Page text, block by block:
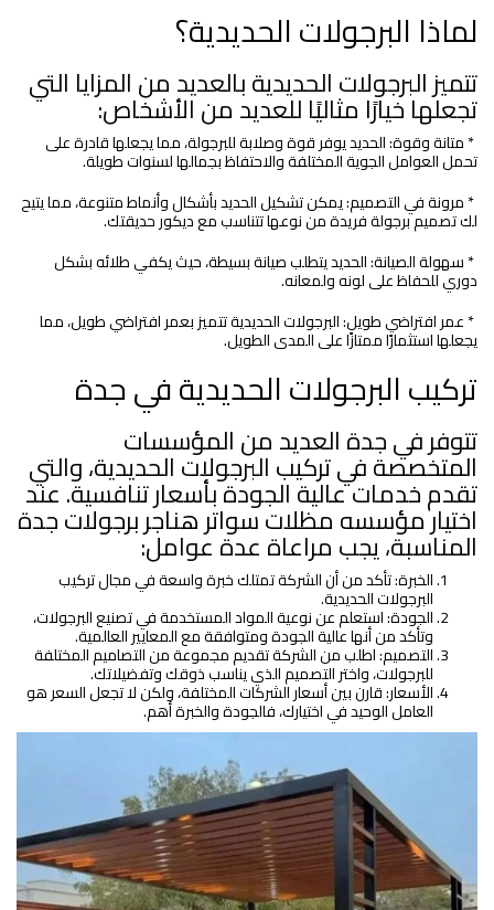
لماذا البرجولات الحديدية؟
تتميز البرجولات الحديدية بالعديد من المزايا التي
تجعلها خيارًا مثاليًا للعديد من الأشخاص:
* متانة وقوة: الحديد يوفر قوة وصلابة للبرجولة، مما يجعلها قادرة على
تحمل العوامل الجوية المختلفة والاحتفاظ بجمالها لسنوات طويلة.
* مرونة في التصميم: يمكن تشكيل الحديد بأشكال وأنماط متنوعة، مما يتيح
لك تصميم برجولة فريدة من نوعها تتناسب مع ديكور حديقتك.
* سهولة الصيانة: الحديد يتطلب صيانة بسيطة، حيث يكفي طلائه بشكل
دوري للحفاظ على لونه ولمعانه.
* عمر افتراضي طويل: البرجولات الحديدية تتميز بعمر افتراضي طويل، مما
يجعلها استثمارًا ممتازًا على المدى الطويل.
تركيب البرجولات الحديدية في جدة
تتوفر في جدة العديد من المؤسسات
المتخصصة في تركيب البرجولات الحديدية، والتي
تقدم خدمات عالية الجودة بأسعار تنافسية. عند
اختيار مؤسسه مظلات سواتر هناجر برجولات جدة
المناسبة، يجب مراعاة عدة عوامل:
الخبرة: تأكد من أن الشركة تمتلك خبرة واسعة في مجال تركيب
البرجولات الحديدية.
الجودة: استعلم عن نوعية المواد المستخدمة في تصنيع البرجولات،
وتأكد من أنها عالية الجودة ومتوافقة مع المعايير العالمية.
التصميم: اطلب من الشركة تقديم مجموعة من التصاميم المختلفة
للبرجولات، واختر التصميم الذي يناسب ذوقك وتفضيلاتك.
الأسعار: قارن بين أسعار الشركات المختلفة، ولكن لا تجعل السعر هو
العامل الوحيد في اختيارك، فالجودة والخبرة أهم.